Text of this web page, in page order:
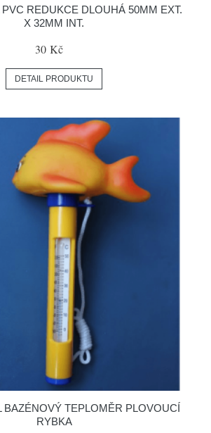
REDUKCE DLOUHÁ 50MM EXT.
X 32MM INT.
30 Kč
DETAIL PRODUKTU
BAZÉNOVÝ TEPLOMĚR PLOVOUCÍ
RYBKA